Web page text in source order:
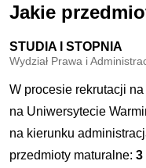
Jakie
STUDIA I STOPNIA
Wydział Prawa i
W procesie rekrutacji
na Uniwersytecie
na kierunku
przedmioty maturalne:3